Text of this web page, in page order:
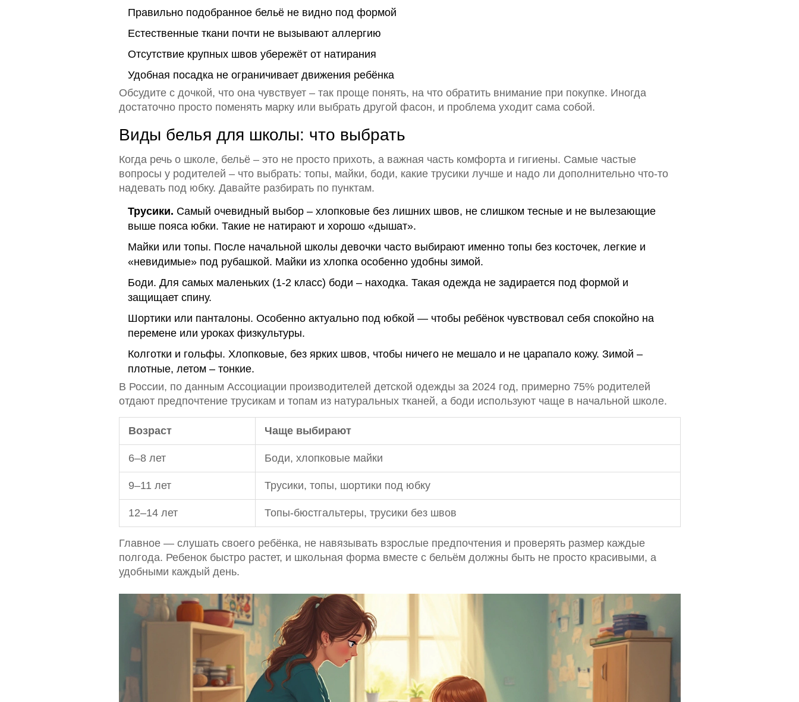
Правильно подобранное бельё не видно под формой
Естественные ткани почти не вызывают аллергию
Отсутствие крупных швов убережёт от натирания
Удобная посадка не ограничивает движения ребёнка
Обсудите с дочкой, что она чувствует – так проще понять, на что обратить внимание при покупке. Иногда
достаточно просто поменять марку или выбрать другой фасон, и проблема уходит сама собой.
Виды белья для школы: что выбрать
Когда речь о школе, бельё – это не просто прихоть, а важная часть комфорта и гигиены. Самые частые
вопросы у родителей – что выбрать: топы, майки, боди, какие трусики лучше и надо ли дополнительно что-то
надевать под юбку. Давайте разбирать по пунктам.
Трусики. Самый очевидный выбор – хлопковые без лишних швов, не слишком тесные и не вылезающие
выше пояса юбки. Такие не натирают и хорошо «дышат».
Майки или топы. После начальной школы девочки часто выбирают именно топы без косточек, легкие и
«невидимые» под рубашкой. Майки из хлопка особенно удобны зимой.
Боди. Для самых маленьких (1-2 класс) боди – находка. Такая одежда не задирается под формой и
защищает спину.
Шортики или панталоны. Особенно актуально под юбкой — чтобы ребёнок чувствовал себя спокойно на
перемене или уроках физкультуры.
Колготки и гольфы. Хлопковые, без ярких швов, чтобы ничего не мешало и не царапало кожу. Зимой –
плотные, летом – тонкие.
В России, по данным Ассоциации производителей детской одежды за 2024 год, примерно 75% родителей
отдают предпочтение трусикам и топам из натуральных тканей, а боди используют чаще в начальной школе.
Возраст Чаще выбирают
6–8 лет Боди, хлопковые майки
9–11 лет Трусики, топы, шортики под юбку
12–14 лет Топы-бюстгальтеры, трусики без швов
Главное — слушать своего ребёнка, не навязывать взрослые предпочтения и проверять размер каждые
полгода. Ребенок быстро растет, и школьная форма вместе с бельём должны быть не просто красивыми, а
удобными каждый день.